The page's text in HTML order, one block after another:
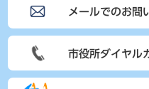
メールでのお問
市役所ダイヤル